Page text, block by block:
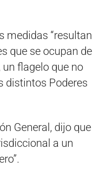
medidas “resultan
que se ocupan de
flagelo que no
distintos Poderes
General, dijo que
a un